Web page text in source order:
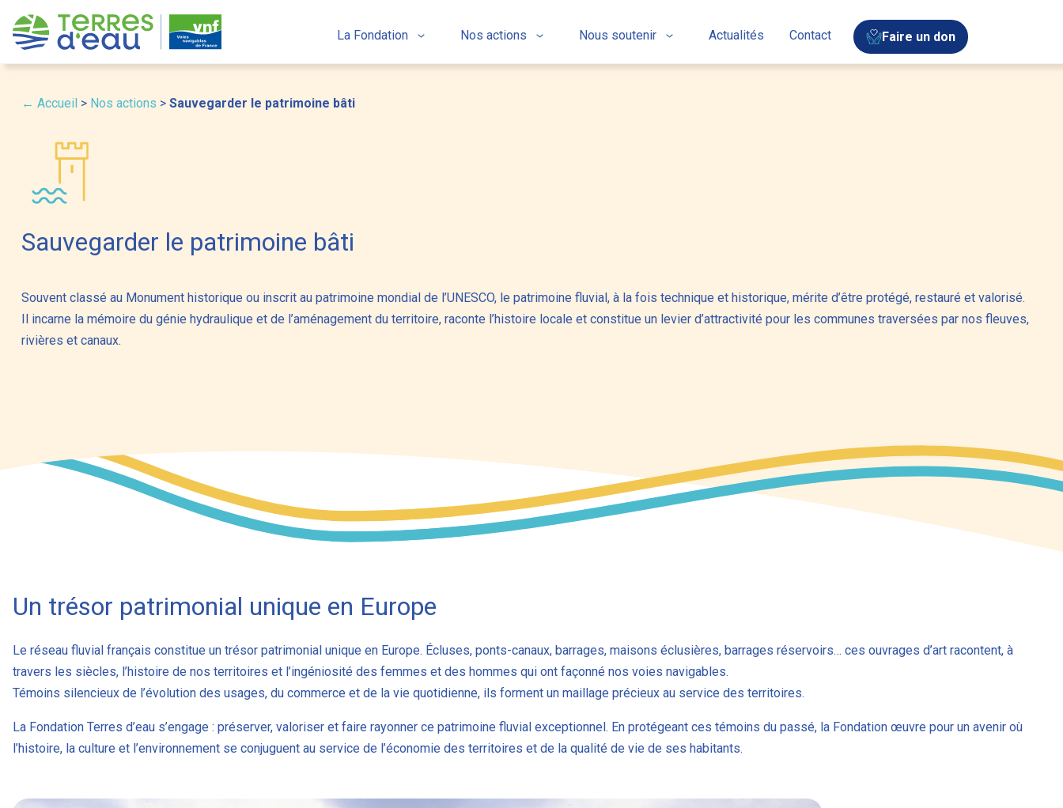
La Fondation Nos actions Nous soutenir Actualités Contact Faire un don
← Accueil > Nos actions > Sauvegarder le patrimoine bâti
Sauvegarder le patrimoine bâti
Souvent classé au Monument historique ou inscrit au patrimoine mondial de l’UNESCO, le patrimoine fluvial, à la fois technique et historique, mérite d’être protégé, restauré et valorisé.
Il incarne la mémoire du génie hydraulique et de l’aménagement du territoire, raconte l’histoire locale et constitue un levier d’attractivité pour les communes traversées par nos fleuves,
rivières et canaux.
Un trésor patrimonial unique en Europe
Le réseau fluvial français constitue un trésor patrimonial unique en Europe. Écluses, ponts-canaux, barrages, maisons éclusières, barrages réservoirs… ces ouvrages d’art racontent, à
travers les siècles, l’histoire de nos territoires et l’ingéniosité des femmes et des hommes qui ont façonné nos voies navigables.
Témoins silencieux de l’évolution des usages, du commerce et de la vie quotidienne, ils forment un maillage précieux au service des territoires.
La Fondation Terres d’eau s’engage : préserver, valoriser et faire rayonner ce patrimoine fluvial exceptionnel. En protégeant ces témoins du passé, la Fondation œuvre pour un avenir où
l’histoire, la culture et l’environnement se conjuguent au service de l’économie des territoires et de la qualité de vie de ses habitants.